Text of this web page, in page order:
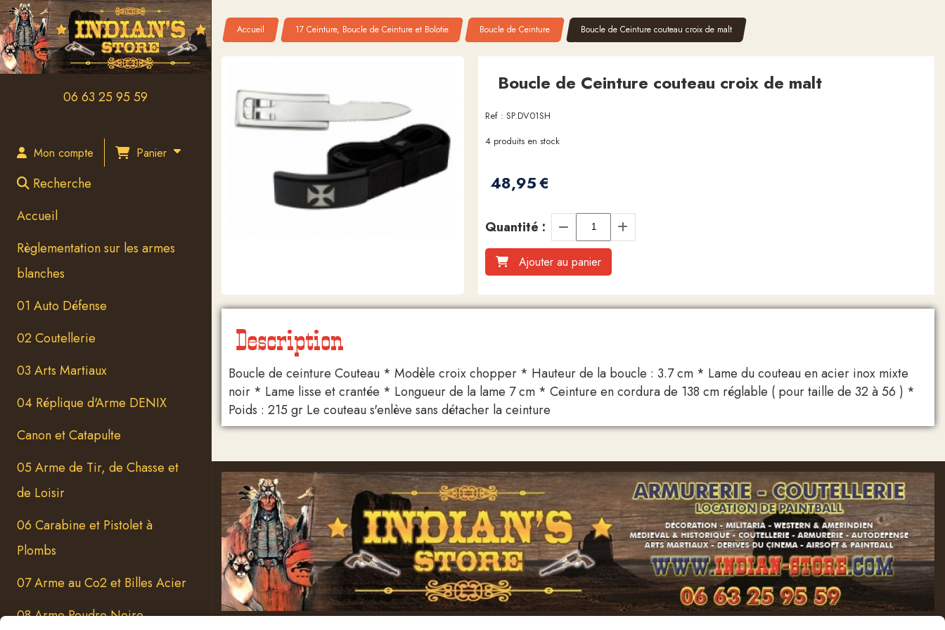
06 63 25 95 59
Mon compte Panier
Recherche
Accueil
Règlementation sur les armes
blanches
01 Auto Défense
02 Coutellerie
03 Arts Martiaux
04 Réplique d'Arme DENIX
Canon et Catapulte
05 Arme de Tir, de Chasse et
de Loisir
06 Carabine et Pistolet à
Plombs
07 Arme au Co2 et Billes Acier
08 Arme Poudre Noire
Accueil 17 Ceinture, Boucle de Ceinture et Bolotie Boucle de Ceinture Boucle de Ceinture couteau croix de malt
Boucle de Ceinture couteau croix de malt
Ref : SP.DV01SH
48,95€
4 produits en stock
Quantité :
Ajouter au panier
Description
Boucle de ceinture Couteau * Modèle croix chopper * Hauteur de la boucle : 3.7 cm * Lame du couteau en acier inox mixte
noir * Lame lisse et crantée * Longueur de la lame 7 cm * Ceinture en cordura de 138 cm réglable ( pour taille de 32 à 56 ) *
Poids : 215 gr Le couteau s'enlève sans détacher la ceinture
Panneau de gestion des cookies